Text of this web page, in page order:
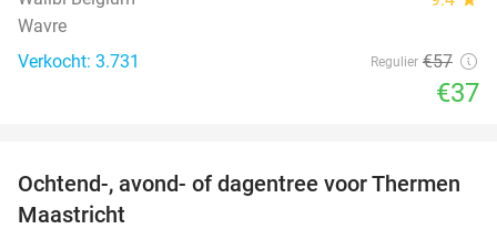
Wavre
Verkocht: 3.731
Regulier €57
€37
25%
Ochtend-, avond- of dagentree voor Thermen
Maastricht